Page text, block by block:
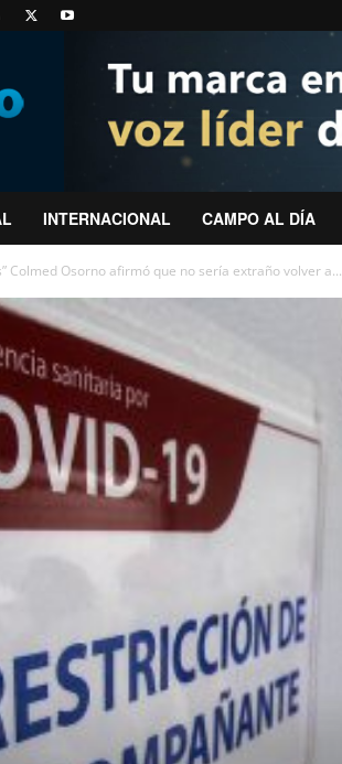
INTERNACIONAL CAMPO AL DÍA
Colmed Osorno afirmó que no sería extraño volver a...